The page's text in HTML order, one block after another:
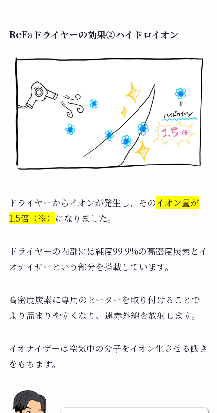
ReFaドライヤーの効果②ハイドロイオン
ドライヤーからイオンが発生し、そのイオン量が
1.5倍（※） になりました。
ドライヤーの内部には純度99.9%の高密度炭素とイ
オナイザーという部分を搭載しています。
高密度炭素に専用のヒーターを取り付けることで
より温まりやすくなり、遠赤外線を放射します。
イオナイザーは空気中の分子をイオン化させる働き
をもちます。